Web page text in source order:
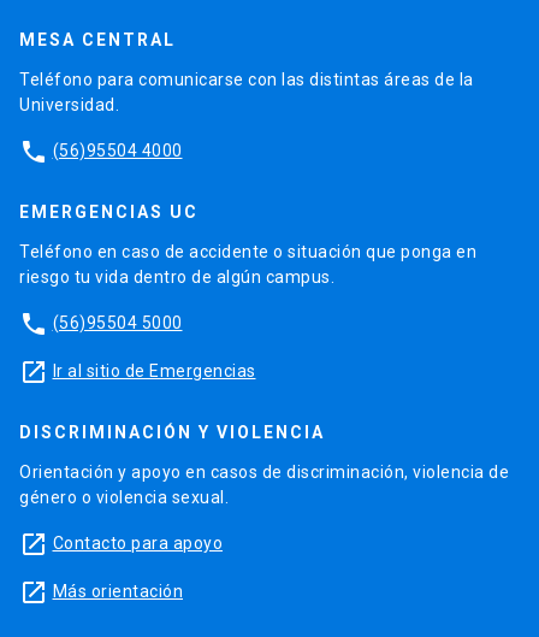
MESA CENTRAL
Teléfono para comunicarse con las distintas áreas de la
Universidad.
phone (56)95504 4000
EMERGENCIAS UC
Teléfono en caso de accidente o situación que ponga en
riesgo tu vida dentro de algún campus.
phone (56)95504 5000
launch Ir al sitio de Emergencias
DISCRIMINACIÓN Y VIOLENCIA
Orientación y apoyo en casos de discriminación, violencia de
género o violencia sexual.
launch Contacto para apoyo
launch Más orientación